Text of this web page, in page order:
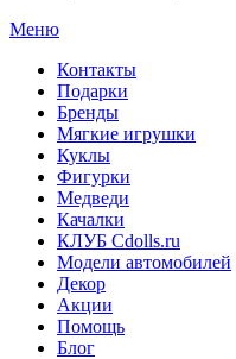
Меню
Контакты
Подарки
Бренды
Мягкие игрушки
Куклы
Фигурки
Медведи
Качалки
КЛУБ Cdolls.ru
Модели автомобилей
Декор
Акции
Помощь
Блог